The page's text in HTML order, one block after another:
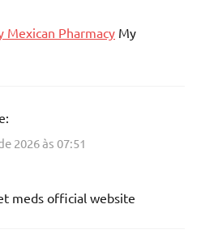
Mexican Pharmacy My
2026 às 07:51
meds official website